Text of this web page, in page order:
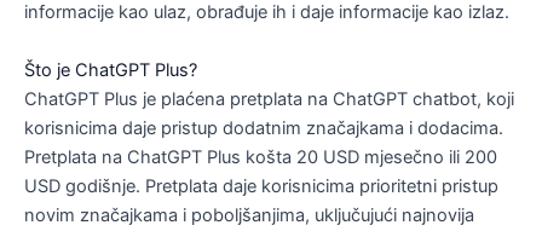
informacije kao ulaz, obrađuje ih i daje informacije kao izlaz.
Što je ChatGPT Plus?
ChatGPT Plus je plaćena pretplata na ChatGPT chatbot, koji
korisnicima daje pristup dodatnim značajkama i dodacima.
Pretplata na ChatGPT Plus košta 20 USD mjesečno ili 200
USD godišnje. Pretplata daje korisnicima prioritetni pristup
novim značajkama i poboljšanjima, uključujući najnovija